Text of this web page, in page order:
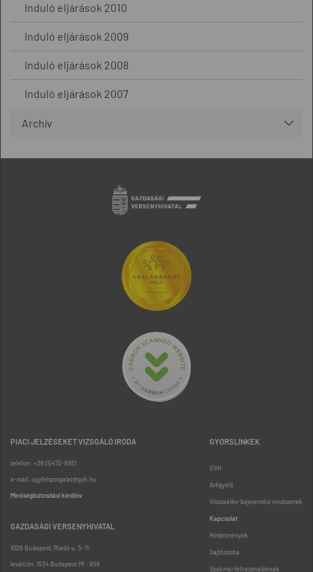
Induló eljárások 2010
Induló eljárások 2009
Induló eljárások 2008
Induló eljárások 2007
Archív
PIACI JELZÉSEKET VIZSGÁLÓ IRODA
telefon: +36 (1) 472-8851
e-mail: ugyfelszolgalat@gvh.hu
Minőségbiztosítási kérdőív
GAZDASÁGI VERSENYHIVATAL
1026 Budapest, Riadó u. 5-11.
levélcím: 1534 Budapest Pf.: 958
GYORSLINKEK
GVH
Árfigyelő
Visszaélés-bejelentési rendszerek
Kapcsolat
Hirdetmények
Sajtószoba
Szakmai felhasználóknak